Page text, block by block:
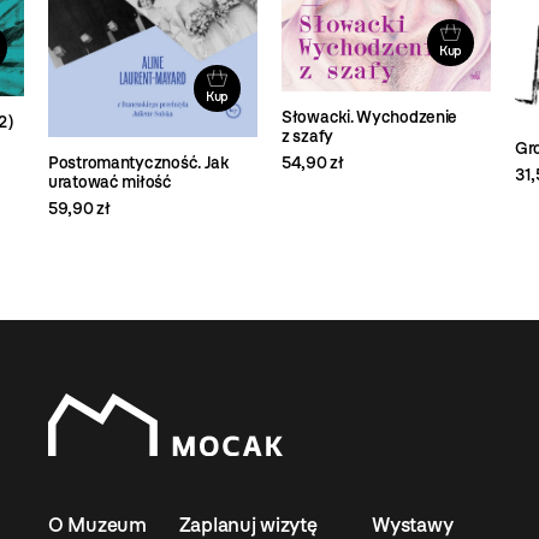
Kup
Postromantyczność. Jak
uratować miłość
59,90 zł
Kup
Słowacki. Wychodzenie
z szafy
54,90 zł
O Muzeum Zaplanuj wizytę Wystawy